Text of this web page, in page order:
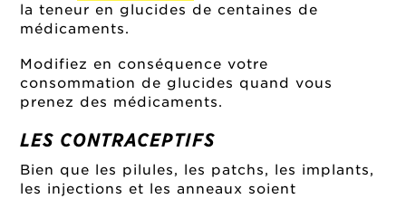
la teneur en glucides de centaines de
médicaments.
Modifiez en conséquence votre
consommation de glucides quand vous
prenez des médicaments.
LES CONTRACEPTIFS
Bien que les pilules, les patchs, les implants,
les injections et les anneaux soient